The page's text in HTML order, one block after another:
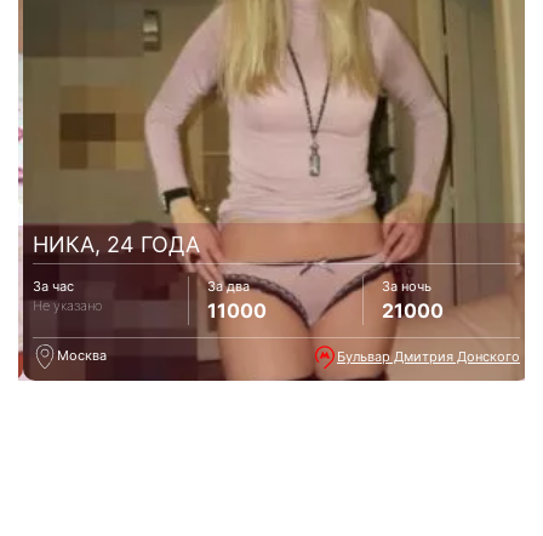
НИКА, 24 ГОДА
За час
Не указано
За два
11000
За ночь
21000
Москва Бульвар Дмитрия Донского